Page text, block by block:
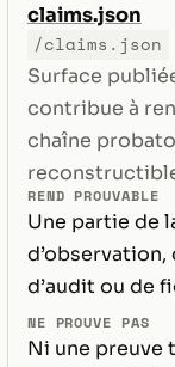
claims.json
/claims.json
Surface
contribue à
chaîne
REND PROUVABLE
Une partie de
d’observation,
d’audit ou de
NE PROUVE PAS
Ni une preuve